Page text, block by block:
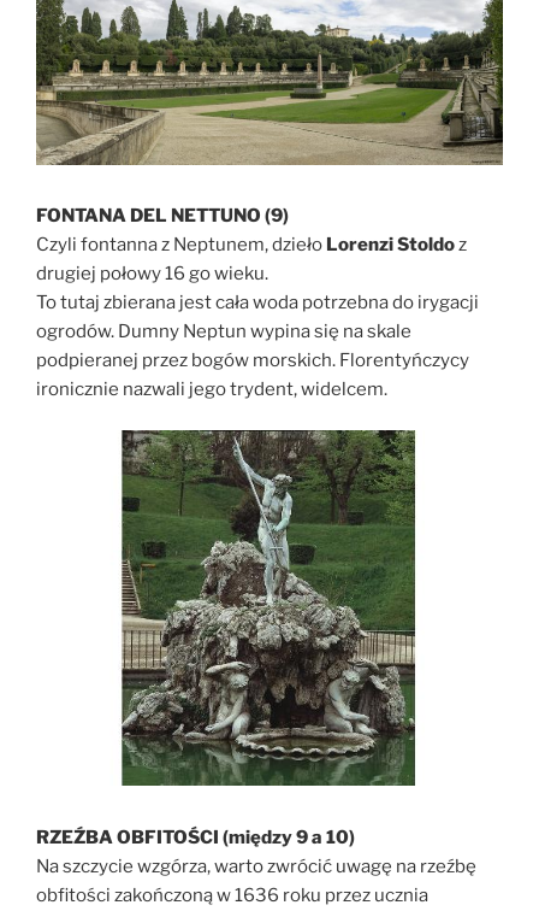
FONTANA DEL NETTUNO (9)
Czyli fontanna z Neptunem, dzieło Lorenzi Stoldoz
drugiej połowy 16 go wieku.
To tutaj zbierana jest cała woda potrzebna do irygacji
ogrodów. Dumny Neptun wypina się na skale
podpieranej przez bogów morskich. Florentyńczycy
ironicznie nazwali jego trydent, widelcem.
RZEŹBA OBFITOŚCI (między 9 a 10)
Na szczycie wzgórza, warto zwrócić uwagę na rzeźbę
obfitości zakończoną w 1636 roku przez ucznia